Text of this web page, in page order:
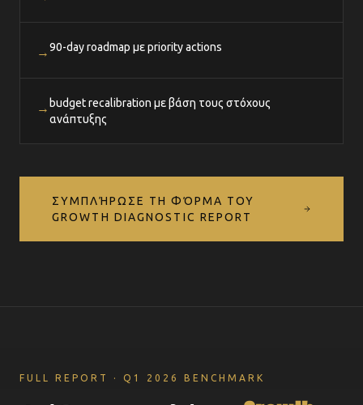
→90-day roadmap με priority actions
→ budget recalibration με βάση τους στόχους
ανάπτυξης
ΣΥΜΠΛΉΡΩΣΕ ΤΗ ΦΌΡΜΑ ΤΟΥ
GROWTH DIAGNOSTIC REPORT
FULL REPORT · Q1 2026 BENCHMARK